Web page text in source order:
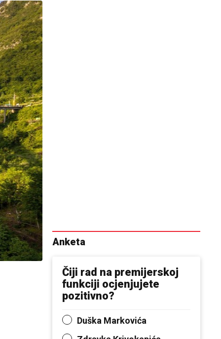
Anketa
Čiji rad na premijerskoj
funkciji ocjenjujete
pozitivno?
Duška Markovića